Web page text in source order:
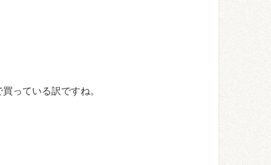
っている訳ですね。